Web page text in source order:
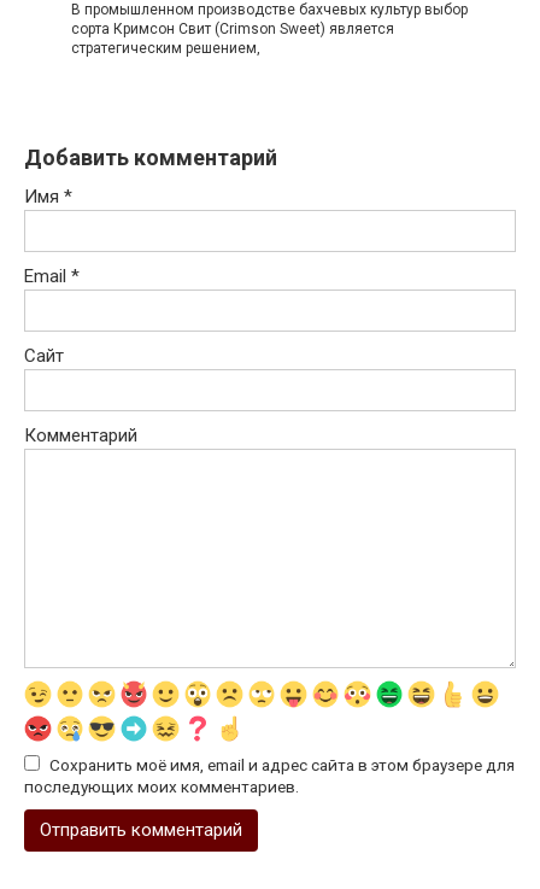
В промышленном производстве бахчевых культур выбор
сорта Кримсон Свит (Crimson Sweet) является
стратегическим решением,
Добавить комментарий
Имя *
Email *
Сайт
Комментарий
Сохранить моё имя, email и адрес сайта в этом браузере для
последующих моих комментариев.